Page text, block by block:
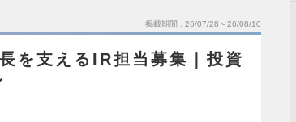
掲載期間 26/07/28～26/08/10
を支えるIR担当募集｜投資